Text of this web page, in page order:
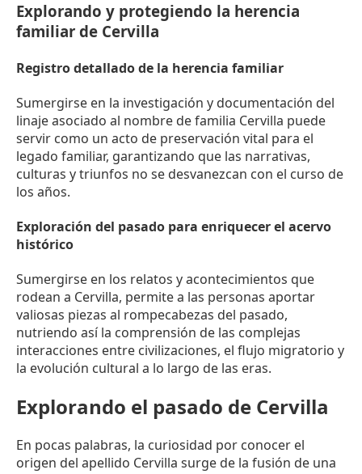
Explorando y protegiendo la herencia
familiar de Cervilla
Registro detallado de la herencia familiar
Sumergirse en la investigación y documentación del
linaje asociado al nombre de familia Cervilla puede
servir como un acto de preservación vital para el
legado familiar, garantizando que las narrativas,
culturas y triunfos no se desvanezcan con el curso de
los años.
Exploración del pasado para enriquecer el acervo
histórico
Sumergirse en los relatos y acontecimientos que
rodean a Cervilla, permite a las personas aportar
valiosas piezas al rompecabezas del pasado,
nutriendo así la comprensión de las complejas
interacciones entre civilizaciones, el flujo migratorio y
la evolución cultural a lo largo de las eras.
Explorando el pasado de Cervilla
En pocas palabras, la curiosidad por conocer el
origen del apellido Cervilla surge de la fusión de una